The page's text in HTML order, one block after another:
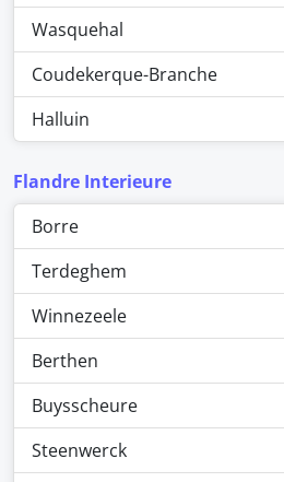
Wasquehal
Coudekerque-Branche
Halluin
Flandre Interieure
Borre
Terdeghem
Winnezeele
Berthen
Buysscheure
Steenwerck